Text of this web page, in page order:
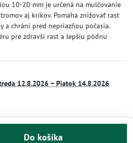
10-20 mm je určená na mulčovanie
aj kríkov. Pomáha znižovať rast
a chráni pred nepriazňou počasia.
pre zdravší rast a lepšiu pôdnu
12.8.2026 − Piatok 14.8.2026
Do košíka